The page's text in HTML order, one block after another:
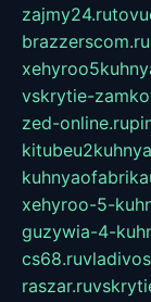
zajmy24.ru
brazzerscom.ru
vskrytie-
zed-online.ru
xehyroo-5-
guzywia-4-
cs68.ru
raszar.ru